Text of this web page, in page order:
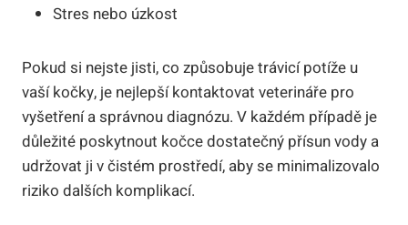
Stres nebo úzkost
Pokud si nejste jisti, co ​způsobuje trávicí potíže u
vaší kočky, je nejlepší ⁣kontaktovat veterináře pro ​
vyšetření a ‌správnou‌ diagnózu. V​ každém případě je
důležité⁣ poskytnout kočce ‌dostatečný přísun ⁢vody a‌
udržovat⁤ ji v čistém ‍prostředí, aby se ‍minimalizovalo
riziko dalších komplikací.